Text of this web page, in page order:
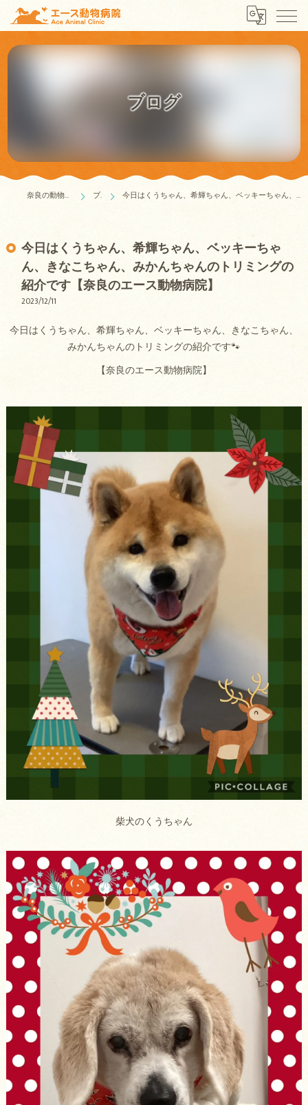
ブログ
奈良の動物病院はエース動物病院 ブログ 今日はくうちゃん、希輝ちゃん、ベッキーちゃん、きなこちゃん、みかんちゃんのトリミングの紹介です【奈良のエース動物病院】
今日はくうちゃん、希輝ちゃん、ベッキーちゃ
ん、きなこちゃん、みかんちゃんのトリミングの
紹介です【奈良のエース動物病院】
2023/12/11
今日はくうちゃん、希輝ちゃん、ベッキーちゃん、きなこちゃん、
みかんちゃんのトリミングの紹介です🐾
【奈良のエース動物病院】
柴犬のくうちゃん